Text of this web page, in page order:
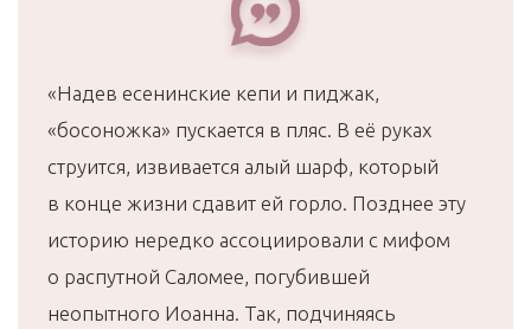
«Надев есенинские кепи и пиджак,
«босоножка» пускается в пляс. В её руках
струится, извивается алый шарф, который
в конце жизни сдавит ей горло. Позднее эту
историю нередко ассоциировали с мифом
о распутной Саломее, погубившей
неопытного Иоанна. Так, подчиняясь